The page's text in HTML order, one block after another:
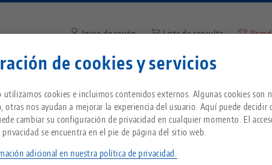
de cookies y servicios
utilizamos cookies e incluimos contenidos externos. Algunas cookies son
nos ayudan a mejorar la experiencia del usuario. Aquí puede decidir
cambiar su configuración de privacidad en cualquier momento. El
se encuentra en el pie de página del sitio web.
adicional en nuestra política de privacidad.
página de EE.UU. para ver el contenido
país.
usa.com
Todo de una sola fuente
Breadcrumb
Empresa
Acerca de LANG
Servicio
Descargas
Noticias
Blog
Inicio de sesión Lista de consulta
Introduzca el término de
77, Mordazas de sujeción